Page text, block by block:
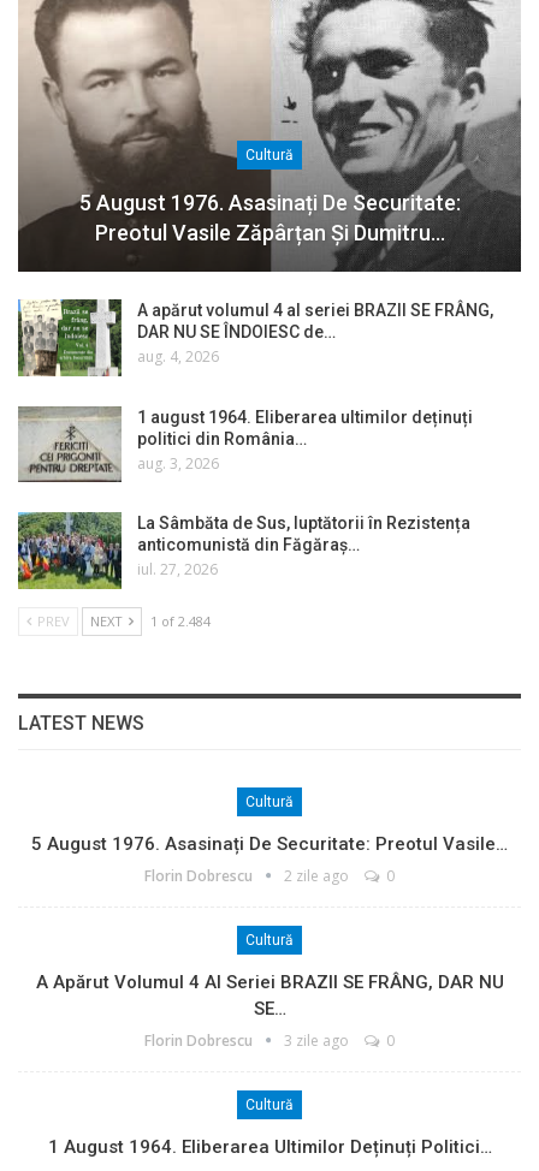
Cultură
5 August 1976. Asasinați De Securitate:
Preotul Vasile Zăpârțan Și Dumitru…
A apărut volumul 4 al seriei BRAZII SE FRÂNG,
DAR NU SE ÎNDOIESC de…
aug. 4, 2026
1 august 1964. Eliberarea ultimilor deținuți
politici din România…
aug. 3, 2026
La Sâmbăta de Sus, luptătorii în Rezistența
anticomunistă din Făgăraș…
iul. 27, 2026
PREV NEXT 1 of 2.484
LATEST NEWS
Cultură
5 August 1976. Asasinați De Securitate: Preotul Vasile…
Florin Dobrescu 2 zile ago 0
Cultură
A Apărut Volumul 4 Al Seriei BRAZII SE FRÂNG, DAR NU
SE…
Florin Dobrescu 3 zile ago 0
Cultură
1 August 1964. Eliberarea Ultimilor Deținuți Politici…